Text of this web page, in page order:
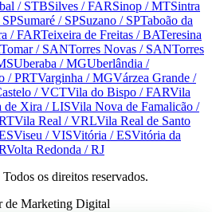
/ STBSilves / FARSinop / MTSintra
SPSumaré / SPSuzano / SPTaboão da
/ FARTeixeira de Freitas / BATeresina
Tomar/ SANTorres Novas / SANTorres
Uberaba / MGUberlândia /
/ PRTVarginha / MGVárzea Grande /
/ VCTVila do Bispo / FARVila
de Xira / LISVila Nova de Famalicão /
Vila Real / VRLVila Real de Santo
Viseu / VISVitória / ESVitória da
Volta Redonda / RJ
os direitos reservados.
de Marketing Digital